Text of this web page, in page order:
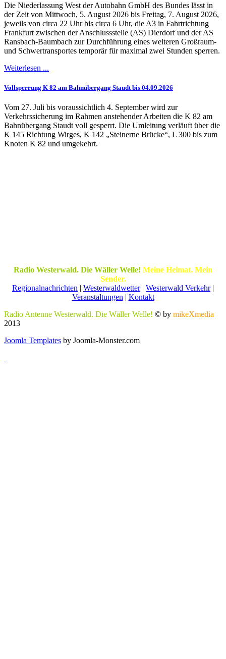
Die Niederlassung West der Autobahn GmbH des Bundes lässt in
der Zeit von Mittwoch, 5. August 2026 bis Freitag, 7. August 2026,
jeweils von circa 22 Uhr bis circa 6 Uhr, die A3 in Fahrtrichtung
Frankfurt zwischen der Anschlussstelle (AS) Dierdorf und der AS
Ransbach-Baumbach zur Durchführung eines weiteren Großraum-
und Schwertransportes temporär für maximal zwei Stunden sperren.
Weiterlesen ...
Vollsperrung K 82 am Bahnübergang Staudt bis 04.09.2026
Vom 27. Juli bis voraussichtlich 4. September wird zur
Verkehrssicherung im Rahmen anstehender Arbeiten die K 82 am
Bahnübergang Staudt voll gesperrt. Die Umleitung verläuft über die
K 145 Richtung Wirges, K 142 „Steinerne Brücke“, L 300 bis zum
Knoten K 82 und umgekehrt.
Radio Westerwald. Die Wäller Welle! Meine Heimat. Mein
Sender.
Regionalnachrichten | Westerwaldwetter| Westerwald Verkehr|
Veranstaltungen | Kontakt
Radio Antenne Westerwald. Die Wäller Welle! © by mikeXmedia
2013
Joomla Templates by Joomla-Monster.com